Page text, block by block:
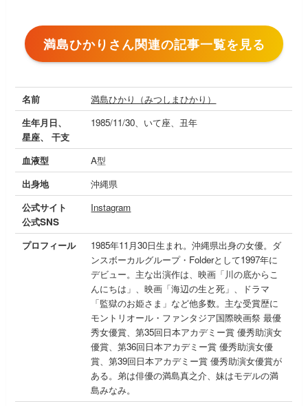
満島ひかりさん関連の記事一覧を見る
名前
満島ひかり（みつしまひかり）
生年月日、
星座、 干支
1985/11/30、いて座、丑年
血液型
A型
出身地
沖縄県
公式サイト
公式SNS
Instagram
プロフィール
1985年11月30日生まれ。沖縄県出身の女優。ダ
ンスボーカルグループ・Folderとして1997年に
デビュー。主な出演作は、映画「川の底からこ
んにちは」、映画「海辺の生と死」、ドラマ
「監獄のお姫さま」など他多数。主な受賞歴に
モントリオール・ファンタジア国際映画祭 最優
秀女優賞、第35回日本アカデミー賞 優秀助演女
優賞、第36回日本アカデミー賞 優秀助演女優
賞、第39回日本アカデミー賞 優秀助演女優賞が
ある。弟は俳優の満島真之介、妹はモデルの満
島みなみ。